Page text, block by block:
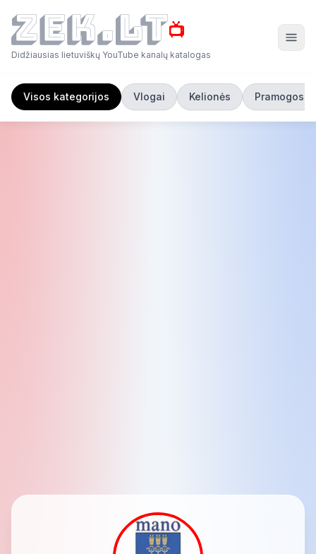
📺
Didžiausias lietuviškų YouTube kanalų katalogas
Visos kategorijos Vlogai Kelionės Pramogos